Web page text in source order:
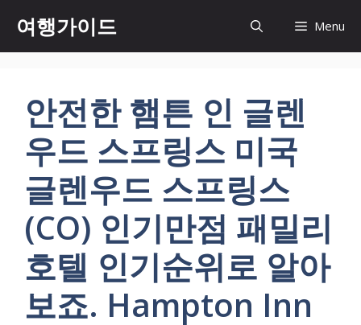
츠
여행가이드 Menu
안전한 햄튼 인 글렌
우드 스프링스 미국
글렌우드 스프링스
(CO) 인기만점 패밀리
호텔 인기순위로 알아
보죠. Hampton Inn